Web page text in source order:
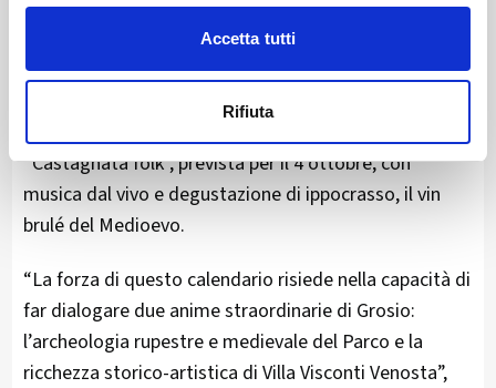
Accetta tutti
Rifiuta
calendario il 2 agosto e il 26 settembre. Quest’ultimo
appuntamento includerà anche una conferenza
dedicata alla stampa 3D per le scuole.
“Castagnata folk”, prevista per il 4 ottobre, con
musica dal vivo e degustazione di ippocrasso, il vin
brulé del Medioevo.
“La forza di questo calendario risiede nella capacità di
far dialogare due anime straordinarie di Grosio:
l’archeologia rupestre e medievale del Parco e la
ricchezza storico-artistica di Villa Visconti Venosta”,